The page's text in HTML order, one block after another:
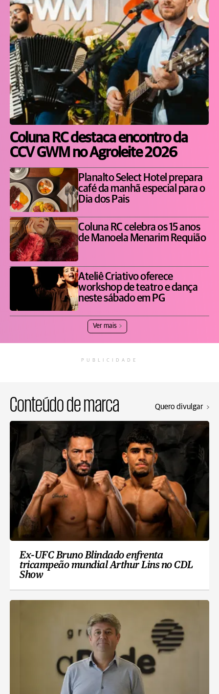
Coluna RC destaca encontro da
CCV GWM no Agroleite 2026
Planalto Select Hotel prepara
café da manhã especial para o
Dia dos Pais
Coluna RC celebra os 15 anos
de Manoela Menarim Requião
Ateliê Criativo oferece
workshop de teatro e dança
neste sábado em PG
Ver mais
PUBLICIDADE
Conteúdo de marca Quero divulgar
Ex-UFC Bruno Blindado enfrenta
tricampeão mundial Arthur Lins no CDL
Show